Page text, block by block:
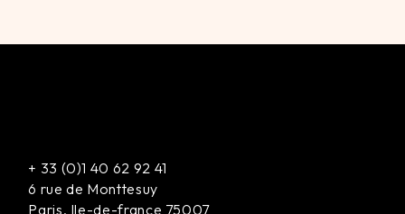
+ 33 (0)1 40 62 92 41
6 rue de Monttesuy
Paris, Ile-de-france 75007